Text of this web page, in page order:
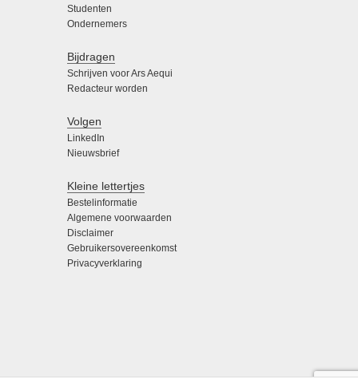
Studenten
Ondernemers
Bijdragen
Schrijven voor Ars Aequi
Redacteur worden
Volgen
LinkedIn
Nieuwsbrief
Kleine lettertjes
Bestelinformatie
Algemene voorwaarden
Disclaimer
Gebruikersovereenkomst
Privacyverklaring